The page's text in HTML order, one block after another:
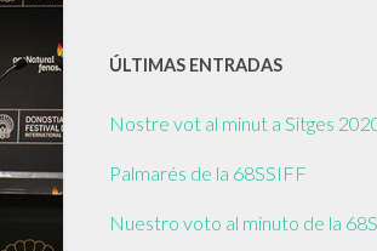
ÚLTIMAS ENTRADAS
Nostre vot al minut a Sitges
Palmarés de la 68SSIFF
Nuestro voto al minuto de la